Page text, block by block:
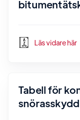
Läs vidare här
Tabell för
snörasskydd